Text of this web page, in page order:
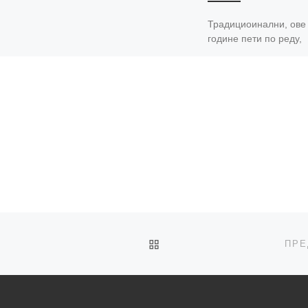
Традициоинални, ове
године пети по реду,